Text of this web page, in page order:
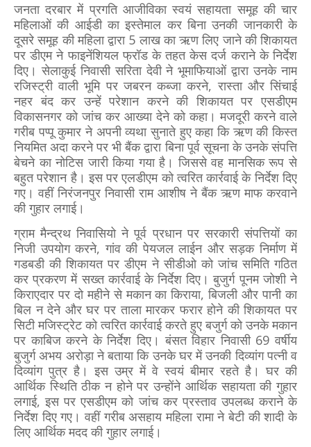
जनता दरबार में प्रगति आजीविका स्वयं सहायता समूह की चार
महिलाओं की आईडी का इस्तेमाल कर बिना उनकी जानकारी के
दूसरे समूह की महिला द्वारा 5 लाख का ऋण लिए जाने की शिकायत
पर डीएम ने फाइनेंशियल फ्रॉड के तहत केस दर्ज कराने के निर्देश
दिए। सेलाकुई निवासी सरिता देवी ने भूमाफियाओं द्वारा उनके नाम
रजिस्ट्री वाली भूमि पर जबरन कब्जा करने, रास्ता और सिंचाई
नहर बंद कर उन्हें परेशान करने की शिकायत पर एसडीएम
विकासनगर को जांच कर आख्या देने को कहा। मजदूरी करने वाले
गरीब पप्पू कुमार ने अपनी व्यथा सुनाते हुए कहा कि ऋण की किस्त
नियमित अदा करने पर भी बैंक द्वारा बिना पूर्व सूचना के उनके संपत्ति
बेचने का नोटिस जारी किया गया है। जिससे वह मानसिक रूप से
बहुत परेशान है। इस पर एलडीएम को त्वरित कार्रवाई के निर्देश दिए
गए। वहीं निरंजनपुर निवासी राम आशीष ने बैंक ऋण माफ करवाने
की गुहार लगाई।
ग्राम मैन्द्रथ निवासियो ने पूर्व प्रधान पर सरकारी संपत्तियों का
निजी उपयोग करने, गांव की पेयजल लाईन और सड़क निर्माण में
गडबडी की शिकायत पर डीएम ने सीडीओ को जांच समिति गठित
कर प्रकरण में सख्त कार्रवाई के निर्देश दिए। बुजुर्ग पूनम जोशी ने
किराएदार पर दो महीने से मकान का किराया, बिजली और पानी का
बिल न देने और घर पर ताला मारकर फरार होने की शिकायत पर
सिटी मजिस्ट्रेट को त्वरित कार्रवाई करते हुए बजुर्ग को उनके मकान
पर काबिज करने के निर्देश दिए। बंसत विहार निवासी 69 वर्षीय
बुजुर्ग अभय अरोड़ा ने बताया कि उनके घर में उनकी दिव्यांग पत्नी व
दिव्यांग पुत्र है। इस उम्र में वे स्वयं बीमार रहते है। घर की
आर्थिक स्थिति ठीक न होने पर उन्होंने आर्थिक सहायता की गुहार
लगाई, इस पर एसडीएम को जांच कर प्रस्ताव उपलब्ध कराने के
निर्देश दिए गए। वहीं गरीब असहाय महिला रामा ने बेटी की शादी के
लिए आर्थिक मदद की गुहार लगाई।